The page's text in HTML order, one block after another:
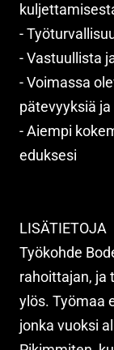
-
- Vastuullista
- Voimassa
pätevyyksiä ja
- Aiempi
eduksesi
LISÄTIETOJA
Työkohde
rahoittajan, ja
ylös. Työmaa
jonka vuoksi